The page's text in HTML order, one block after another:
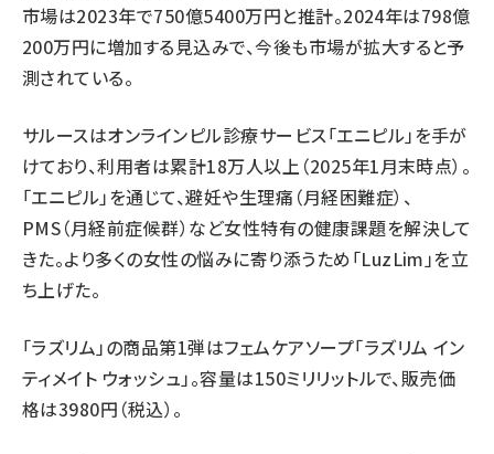
市場は2023年で750億5400万円と推計。2024年は798億
200万円に増加する見込みで、今後も市場が拡大すると予
測されている。
サルースはオンラインピル診療サービス「エニピル」を手が
けており、利用者は累計18万人以上（2025年1月末時点）。
「エニピル」を通じて、避妊や生理痛（月経困難症）、
PMS（月経前症候群）など女性特有の健康課題を解決して
きた。より多くの女性の悩みに寄り添うため「LuzLim」を立
ち上げた。
「ラズリム」の商品第1弾はフェムケアソープ「ラズリム イン
ティメイト ウォッシュ」。容量は150ミリリットルで、販売価
格は3980円（税込）。